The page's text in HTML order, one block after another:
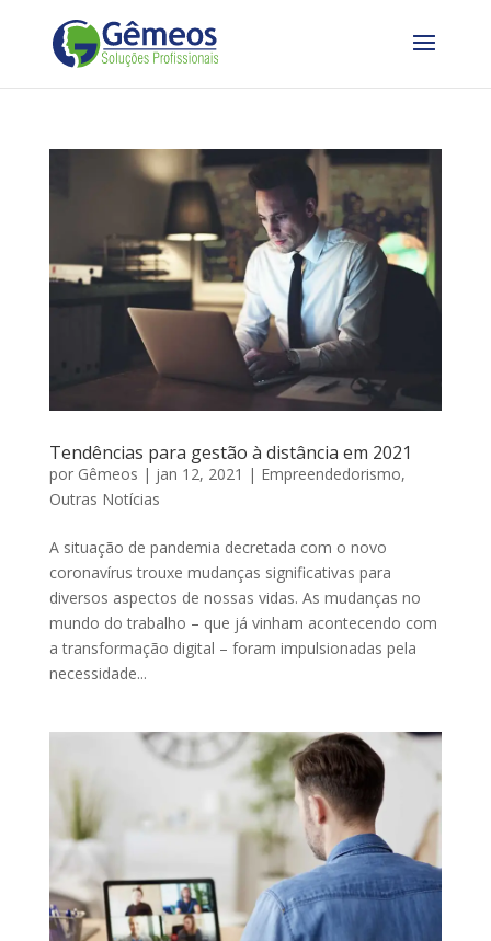
Tendências para gestão à distância em 2021
por Gêmeos | jan 12, 2021 | Empreendedorismo,
Outras Notícias
A situação de pandemia decretada com o novo
coronavírus trouxe mudanças significativas para
diversos aspectos de nossas vidas. As mudanças no
mundo do trabalho – que já vinham acontecendo com
a transformação digital – foram impulsionadas pela
necessidade...